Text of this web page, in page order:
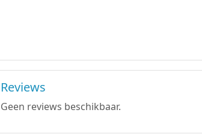
Reviews
Geen reviews beschikbaar.